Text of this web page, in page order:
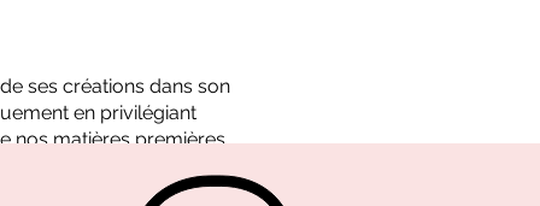
ses créations dans son
en privilégiant
nos matières premières.